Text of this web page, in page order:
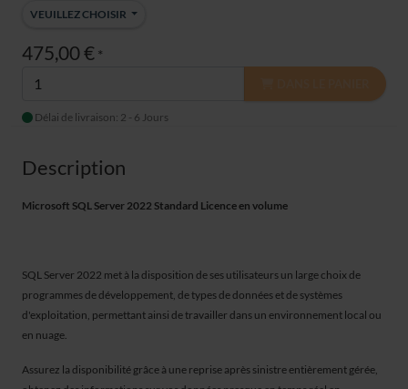
VEUILLEZ CHOISIR
475,00 € *
Délai de livraison: 2 - 6 Jours
Description
Microsoft SQL Server 2022 Standard Licence en volume
SQL Server 2022 met à la disposition de ses utilisateurs un large choix de
programmes de développement, de types de données et de systèmes
d'exploitation, permettant ainsi de travailler dans un environnement local ou
en nuage.
Assurez la disponibilité grâce à une reprise après sinistre entièrement gérée,